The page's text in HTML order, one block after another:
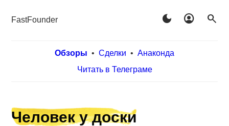
FastFounder dark_mode account_circle search
Обзоры • Сделки • Анаконда
Читать в Телеграме
Человек у доски